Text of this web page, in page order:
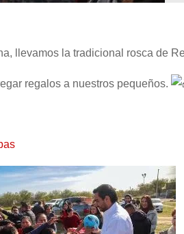
llevamos la tradicional rosca de
regalos a nuestros pequeños.